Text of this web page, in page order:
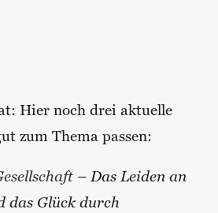
Hier noch drei aktuelle
zum Thema passen:
– Das Leiden an
das Glück durch